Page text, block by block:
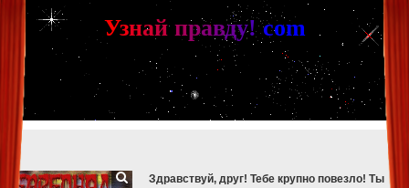
[phpBB Debug] PHP Warning : in file [ROOT]/phpbb/db/driver/mysqli.php
mysqli_fetch_assoc(): Couldn't fetch mysqli_result
[phpBB Debug] PHP Warning: in file[ROOT]/phpbb/db/driver/mysqli.php 329
mysqli_free_result(): Couldn't fetch mysqli_result
[phpBB Debug] PHP Warning
[ROOT]/phpbb/db/driver/mysqli.php on line 265
mysqli_fetch_assoc(): Couldn't fetch mysqli_result
[phpBB Debug] PHP Warning
: in file [ROOT]/phpbb/db/driver/mysqli.php on line329
mysqli_free_result(): Couldn't fetch mysqli_result
[phpBB Debug] PHP Warning: in file [ROOT]/phpbb/db/driver/mysqli.php on line 265
mysqli_fetch_assoc(): Couldn't fetch mysqli_result
[phpBB Debug] PHP Warning
[ROOT]/phpbb/db/driver/mysqli.php on line329:
mysqli_free_result(): Couldn't fetch mysqli_result
Узнай правду! com
Здравствуй, друг! Тебе крупно повезло! Ты